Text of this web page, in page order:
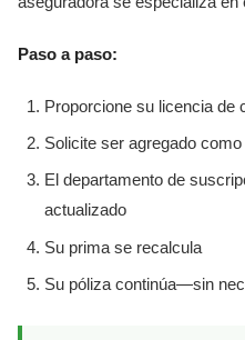
Paso a paso:
Proporcione su licencia de
Solicite ser agregado
El departamento de
actualizado
Su prima se recalcula
Su póliza continúa—sin